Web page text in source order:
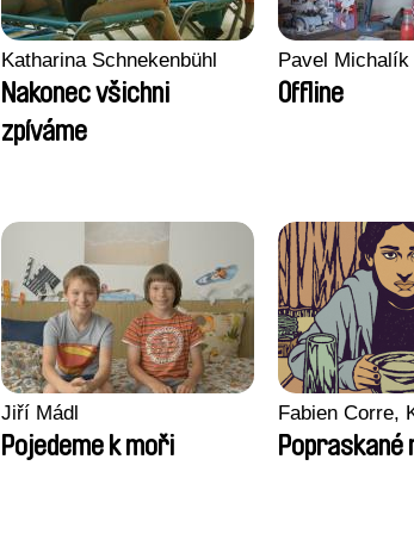
Katharina Schnekenbühl
Nakonec všichni
zpíváme
Pavel Michalík
Offline
Jiří Mádl
Pojedeme k moři
Fabien Corre,
Popraskané